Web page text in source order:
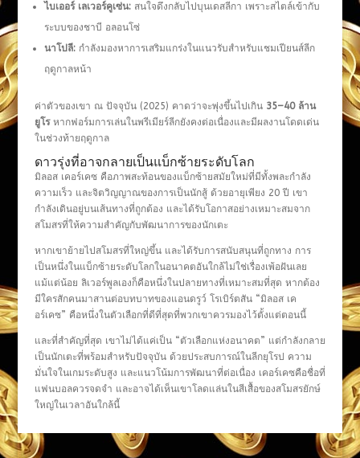
ไบเออร์ เลเวอร์คูเซ่น:สนใจดึงกลับไปบุนเดสลีกา เพราะสไตล์เข้ากับ
ระบบของชาบี อลอนโซ่
นาโปลี:กำลังมองหาการเสริมแกร่งในแนวรับสำหรับแชมเปียนส์ลีก
ฤดูกาลหน้า
ค่าตัวของเขา ณ ปัจจุบัน (2025) คาดว่าจะพุ่งขึ้นไปเกิน 35–40 ล้าน
ยูโรหากฟอร์มการเล่นในพรีเมียร์ลีกยังคงต่อเนื่องและมีผลงานโดดเด่น
ในช่วงท้ายฤดูกาล
ดาวรุ่งที่อาจกลายเป็นแบ็กซ้ายระดับโลก
มิลอส เคอร์เคซ คือภาพสะท้อนของแบ็กซ้ายสมัยใหม่ที่มีทั้งพละกำลัง
ความเร็ว และจิตวิญญาณของการเป็นนักสู้ ด้วยอายุเพียง 20 ปี เขา
กำลังเดินอยู่บนเส้นทางที่ถูกต้อง และได้รับโอกาสอย่างเหมาะสมจาก
สโมสรที่ให้ความสำคัญกับพัฒนาการของนักเตะ
หากเขาย้ายไปสโมสรที่ใหญ่ขึ้น และได้รับการสนับสนุนที่ถูกทาง การ
เป็นหนึ่งในแบ็กซ้ายระดับโลกในอนาคตอันใกล้ไม่ใช่เรื่องเพ้อฝันเลย
แม้แต่น้อย ลิเวอร์พูลเองก็คือหนึ่งในปลายทางที่เหมาะสมที่สุด หากต้อง
มีใครสักคนมาสานต่อบทบาทของแอนดรูว์ โรเบิร์ตสัน “มิลอส เค
อร์เคซ” คือหนึ่งในตัวเลือกที่ดีที่สุดที่พวกเขาควรมองไว้ตั้งแต่ตอนนี้
และที่สำคัญที่สุด เขาไม่ได้แค่เป็น “ตัวเลือกแห่งอนาคต” แต่กำลังกลาย
เป็นนักเตะที่พร้อมสำหรับปัจจุบัน ด้วยประสบการณ์ในลีกยุโรป ความ
มั่นใจในเกมระดับสูง และแนวโน้มการพัฒนาที่ต่อเนื่อง เคอร์เคซคือชื่อที่
แฟนบอลควรจดจำ และอาจได้เห็นเขาโลดแล่นในสีเสื้อของสโมสรยักษ์
ใหญ่ในเวลาอันใกล้นี้